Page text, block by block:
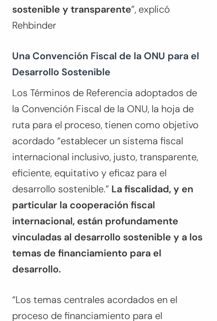
sostenible y transparente”, explicó
Rehbinder
Una Convención Fiscal de la ONU para el
Desarrollo Sostenible
Los Términos de Referencia adoptados de
la Convención Fiscal de la ONU, la hoja de
ruta para el proceso, tienen como objetivo
acordado “establecer un sistema fiscal
internacional inclusivo, justo, transparente,
eficiente, equitativo y eficaz para el
desarrollo sostenible.” La fiscalidad, y en
particular la cooperación fiscal
internacional, están profundamente
vinculadas al desarrollo sostenible y a los
temas de financiamiento para el
desarrollo.
“Los temas centrales acordados en el
proceso de financiamiento para el